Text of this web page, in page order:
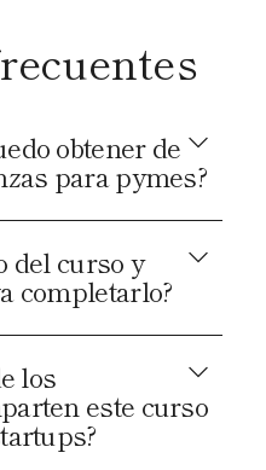
obtener de
para pymes?
del curso y
completarlo?
los
este curso